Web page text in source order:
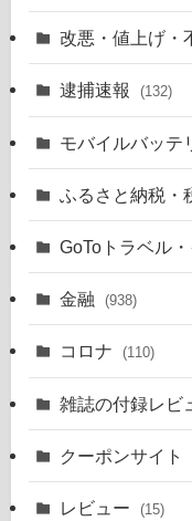
改悪・値上げ・
逮捕速報 (132)
モバイルバッテ
ふるさと納税・
GoToトラベル・
金融 (938)
コロナ (110)
雑誌の付録レビ
クーポンサイト
レビュー (15)